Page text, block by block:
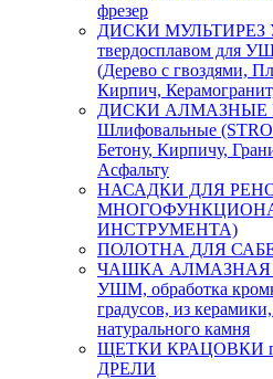
фрезер
ДИСКИ
твердосплавом
(Дерево с гвоздями,
Кирпич,
ДИСКИ АЛМАЗНЫЕ
Шлифовальные
Бетону, Кирпичу,
Асфальту
НАСАДКИ ДЛЯ
ИНСТРУМЕНТА)
ПОЛОТНА ДЛЯ
ЧАШКА АЛМАЗНАЯ
УШМ, обработка
градусов, из
натурального камня
ЩЕТКИ КРАЦОВКИ
ДРЕЛИ